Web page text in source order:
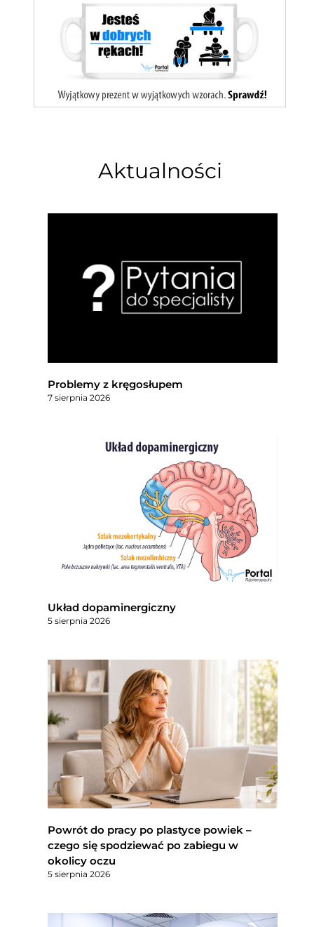
Aktualności
Problemy z kręgosłupem
7 sierpnia 2026
Układ dopaminergiczny
5 sierpnia 2026
Powrót do pracy po plastyce powiek –
czego się spodziewać po zabiegu w
okolicy oczu
5 sierpnia 2026